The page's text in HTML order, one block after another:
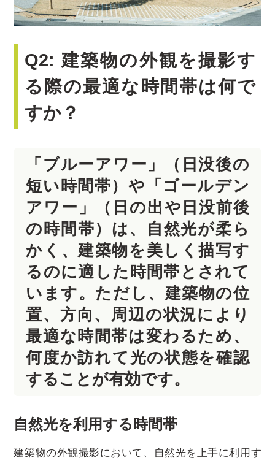
Q2: 建築物の外観を撮影す
る際の最適な時間帯は何で
すか？
「ブルーアワー」（日没後の
短い時間帯）や「ゴールデン
アワー」（日の出や日没前後
の時間帯）は、自然光が柔ら
かく、建築物を美しく描写す
るのに適した時間帯とされて
います。ただし、建築物の位
置、方向、周辺の状況により
最適な時間帯は変わるため、
何度か訪れて光の状態を確認
することが有効です。
自然光を利用する時間帯
建築物の外観撮影において、自然光を上手に利用す